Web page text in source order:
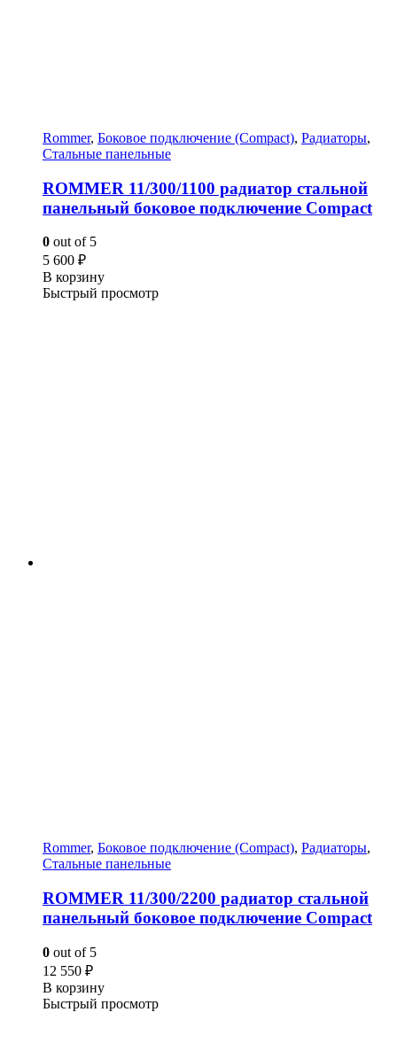
Rommer, Боковое подключение (Compact), Радиаторы,
Стальные панельные
ROMMER 11/300/1100 радиатор стальной
панельный боковое подключение Compact
0 out of 5
5 600 ₽
В корзину
Быстрый просмотр
Rommer, Боковое подключение (Compact), Радиаторы,
Стальные панельные
ROMMER 11/300/2200 радиатор стальной
панельный боковое подключение Compact
0 out of 5
12 550 ₽
В корзину
Быстрый просмотр